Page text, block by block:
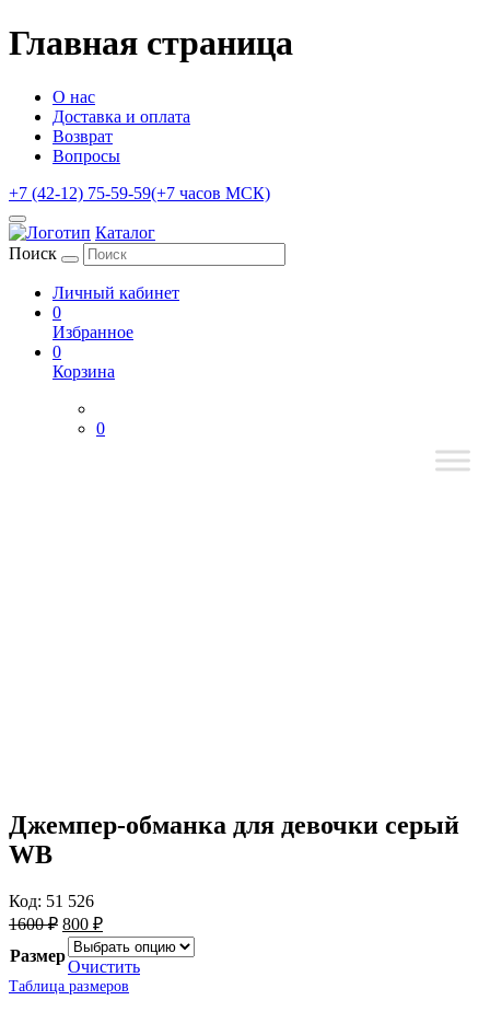
Главная страница
О нас
Доставка и оплата
Возврат
Вопросы
+7 (42-12) 75-59-59(+7 часов МСК)
Каталог
Поиск
Личный кабинет
0
Избранное
0
Корзина
0
Джемпер-обманка для девочки серый
WB
Код: 51 526
1600₽ Первоначальная
цена
составляла
1600 ₽.
800 ₽Текущая
цена:
800 ₽.
Размер
Очистить
Таблица размеров